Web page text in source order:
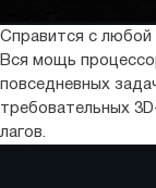
Справится с любой
Вся мощь
повседневных
требовательных
лагов.